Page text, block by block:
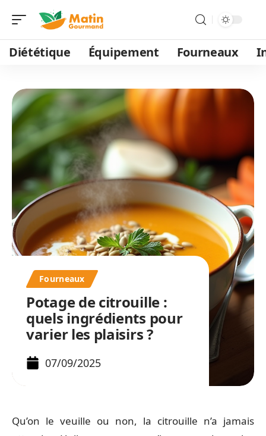
Diététique Équipement Fourneaux
Fourneaux
Potage de citrouille :
quels ingrédients pour
varier les plaisirs ?
07/09/2025
Qu’on le veuille ou non, la citrouille n’a jamais